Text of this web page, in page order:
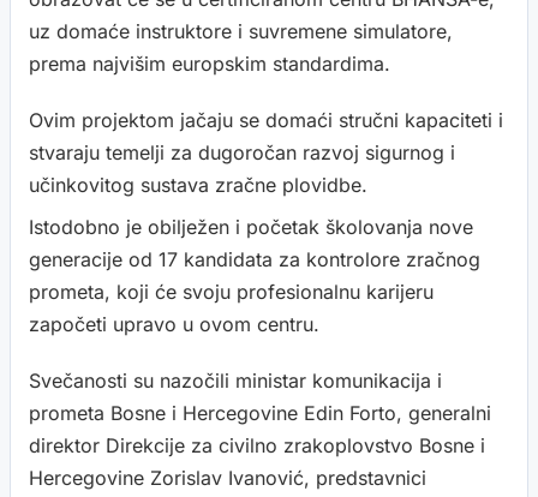
uz domaće instruktore i suvremene simulatore,
prema najvišim europskim standardima.
Ovim projektom jačaju se domaći stručni kapaciteti i
stvaraju temelji za dugoročan razvoj sigurnog i
učinkovitog sustava zračne plovidbe.
Istodobno je obilježen i početak školovanja nove
generacije od 17 kandidata za kontrolore zračnog
prometa, koji će svoju profesionalnu karijeru
započeti upravo u ovom centru.
Svečanosti su nazočili ministar komunikacija i
prometa Bosne i Hercegovine Edin Forto, generalni
direktor Direkcije za civilno zrakoplovstvo Bosne i
Hercegovine Zorislav Ivanović, predstavnici